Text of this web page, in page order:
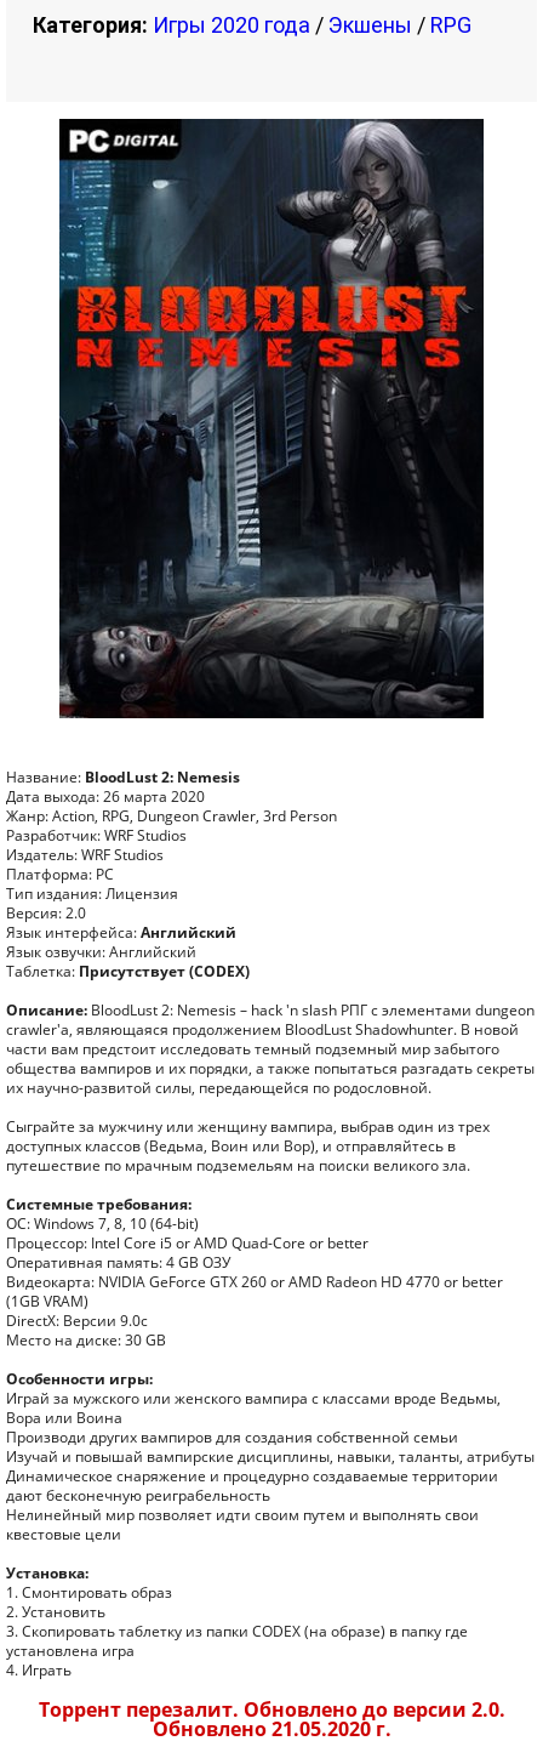
Категория: Игры 2020 года / Экшены / RPG
Название: BloodLust 2: Nemesis
Дата выхода: 26 марта 2020
Жанр: Action, RPG, Dungeon Crawler, 3rd Person
Разработчик: WRF Studios
Издатель: WRF Studios
Платформа: PC
Тип издания: Лицензия
Версия: 2.0
Язык интерфейса:Английский
Язык озвучки: Английский
Таблетка: Присутствует (CODEX)
Описание: BloodLust 2: Nemesis – hack 'n slash РПГ с элементами dungeon
crawler'а, являющаяся продолжением BloodLust Shadowhunter. В новой
части вам предстоит исследовать темный подземный мир забытого
общества вампиров и их порядки, а также попытаться разгадать секреты
их научно-развитой силы, передающейся по родословной.
Сыграйте за мужчину или женщину вампира, выбрав один из трех
доступных классов (Ведьма, Воин или Вор), и отправляйтесь в
путешествие по мрачным подземельям на поиски великого зла.
Системные требования:
ОС: Windows 7, 8, 10 (64-bit)
Процессор: Intel Core i5 or AMD Quad-Core or better
Оперативная память: 4 GB ОЗУ
Видеокарта: NVIDIA GeForce GTX 260 or AMD Radeon HD 4770 or better
(1GB VRAM)
DirectX: Версии 9.0c
Место на диске: 30 GB
Особенности игры:
Играй за мужского или женского вампира с классами вроде Ведьмы,
Вора или Воина
Производи других вампиров для создания собственной семьи
Изучай и повышай вампирские дисциплины, навыки, таланты, атрибуты
Динамическое снаряжение и процедурно создаваемые территории
дают бесконечную реиграбельность
Нелинейный мир позволяет идти своим путем и выполнять свои
квестовые цели
Установка:
1. Смонтировать образ
2. Установить
3. Скопировать таблетку из папки CODEX (на образе) в папку где
установлена игра
4. Играть
Торрент перезалит. Обновлено до версии 2.0.
Обновлено 21.05.2020 г.